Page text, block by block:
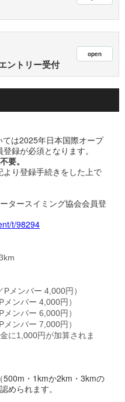
ントリー受付
は2025年日本国際オープ
録が必須となります。
要。
り登録手続きをした上で
タースイミング協会会員登
t/98294
メンバー 4,000円）
ンバー 4,000円）
ンバー 6,000円）
ンバー 7,000円）
に1,000円が加算されま
500m・1kmか2km・3kmの
められます。